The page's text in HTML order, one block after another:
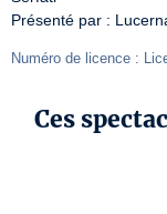
Présenté par :
Numéro de licence :
Ces